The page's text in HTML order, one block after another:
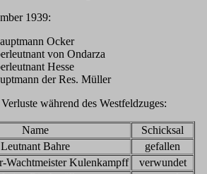
1939:
Ocker
von Ondarza
Hesse
der Res. Müller
während des Westfeldzuges:
Name
Schicksal
Leutnant Bahre
gefallen
Wachtmeister Kulenkampff
verwundet